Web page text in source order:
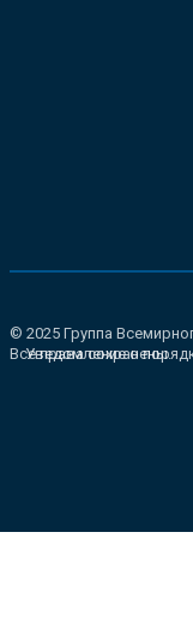
© 2025 Группа
Все права сохранены.
Уведомление о